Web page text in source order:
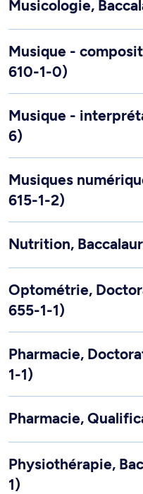
Musicologie,
Musique -
610-1-0)
Musique -
6)
Musiques
615-1-2)
Nutrition,
Optométrie,
655-1-1)
Pharmacie,
1-1)
Pharmacie,
Physiothérapie,
1)